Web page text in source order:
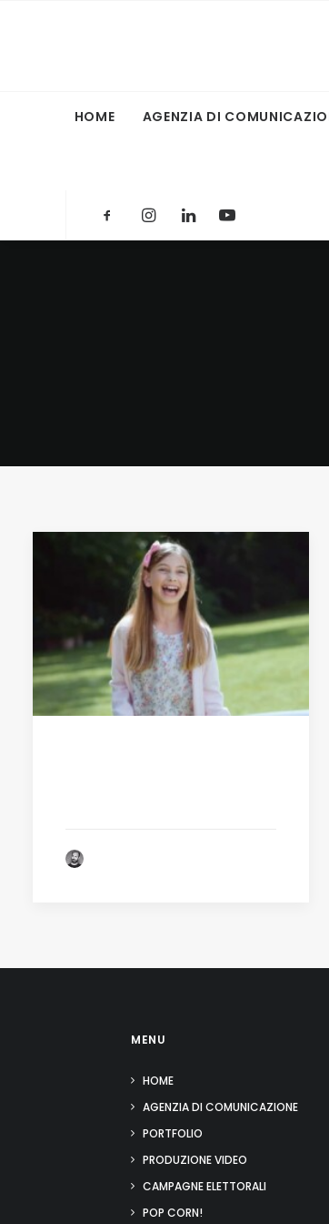
HOME AGENZIA DI
MENU
HOME
AGENZIA DI COMUNICAZIONE
PORTFOLIO
PRODUZIONE VIDEO
CAMPAGNE ELETTORALI
POP CORN!